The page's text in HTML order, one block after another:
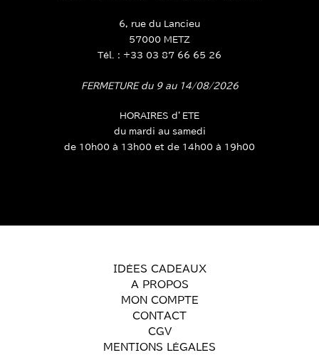
6, rue du Lancieu
57000 METZ
Tél. : +33 03 87 66 65 26
FERMETURE du 9 au 14/08/2026
HORAIRES d’ETE
du mardi au samedi
de 10h00 à 13h00 et de 14h00 à 19h00
IDÉES CADEAUX
A PROPOS
MON COMPTE
CONTACT
CGV
MENTIONS LÉGALES